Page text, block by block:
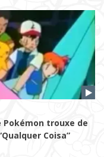
Pokémon trouxe de
Coisa”